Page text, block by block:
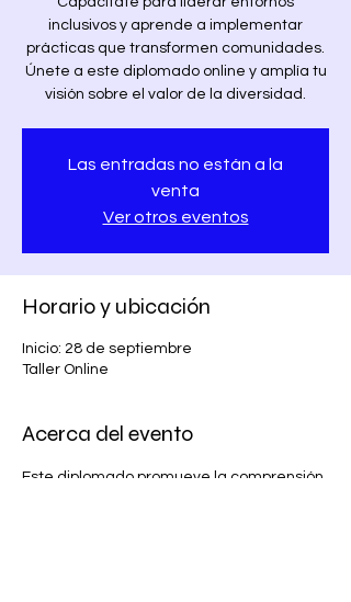
inclusivos y aprende a implementar
prácticas que transformen comunidades.
Únete a este diplomado online y amplía tu
visión sobre el valor de la diversidad.
Las entradas no están a la
venta
Ver otros eventos
Horario y ubicación
Inicio: 28 de septiembre
Taller Online
Acerca del evento
Este diplomado promueve la comprensión